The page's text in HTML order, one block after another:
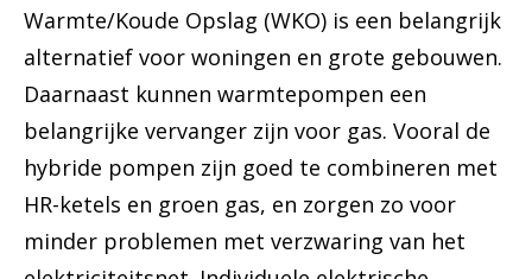
Warmte/Koude Opslag (WKO) is een belangrijk
alternatief voor woningen en grote gebouwen.
Daarnaast kunnen warmtepompen een
belangrijke vervanger zijn voor gas. Vooral de
hybride pompen zijn goed te combineren met
HR-ketels en groen gas, en zorgen zo voor
minder problemen met verzwaring van het